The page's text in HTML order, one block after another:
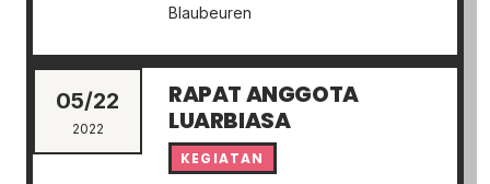
Blaubeuren
05/22
2022
RAPAT ANGGOTA
LUARBIASA
KEGIATAN